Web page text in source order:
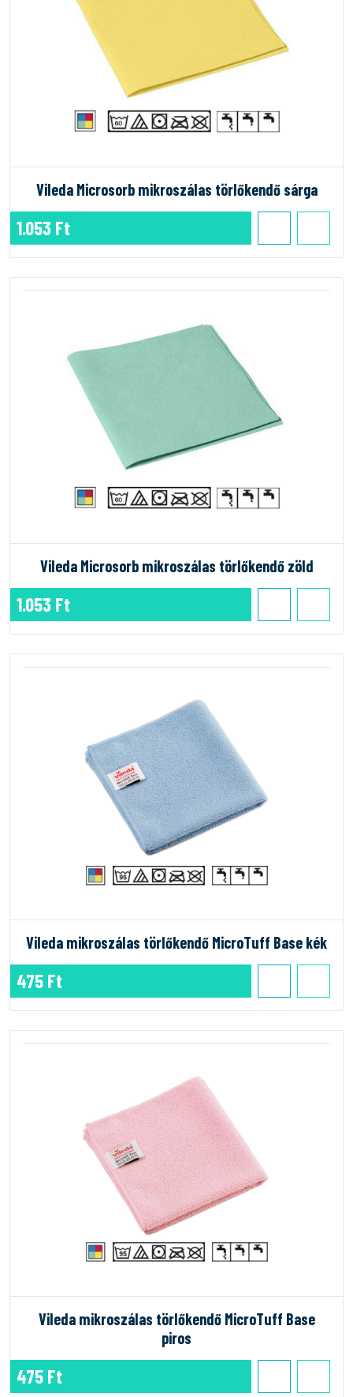
Vileda Microsorb mikroszálas törlőkendő sárga
1.053 Ft
Vileda Microsorb mikroszálas törlőkendő zöld
1.053 Ft
Vileda mikroszálas törlőkendő MicroTuff Base kék
475 Ft
Vileda mikroszálas törlőkendő MicroTuff Base
piros
475 Ft